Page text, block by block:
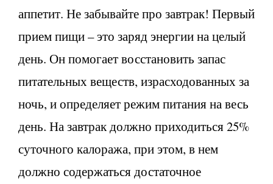
аппетит. Не забывайте про завтрак! Первый
прием пищи – это заряд энергии на целый
день. Он помогает восстановить запас
питательных веществ, израсходованных за
ночь, и определяет режим питания на весь
день. На завтрак должно приходиться 25%
суточного калоража, при этом, в нем
должно содержаться достаточное